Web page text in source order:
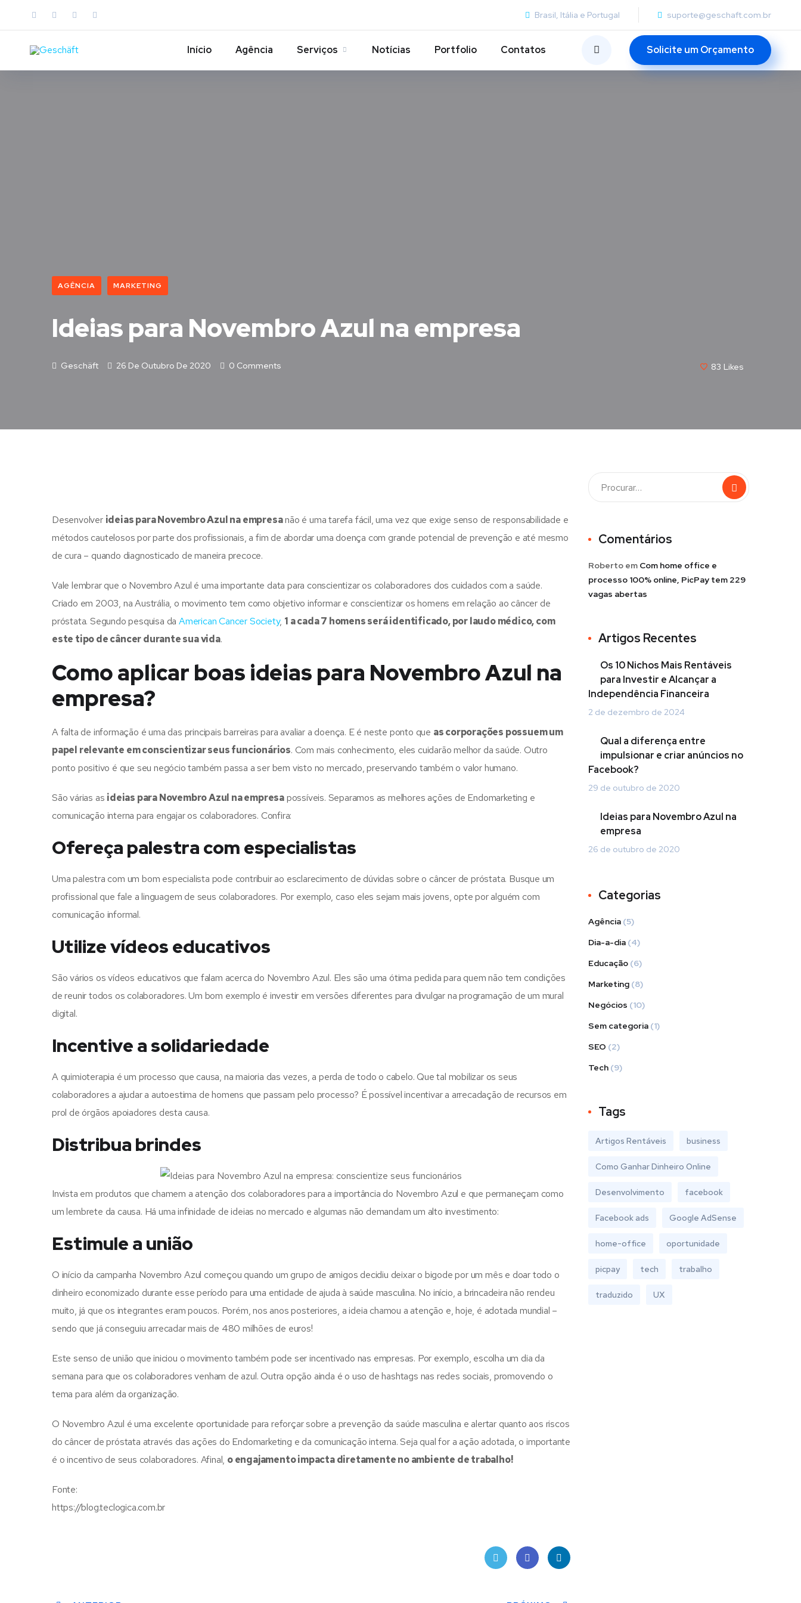
Brasil, Itália e Portugal suporte@geschaft.com.br
Início Agência Serviços Notícias Portfolio Contatos Solicite um Orçamento
AGÊNCIA MARKETING
Ideias para Novembro Azul na empresa
Geschäft 26 De Outubro De 2020 0 Comments 83 Likes
Desenvolver ideias para Novembro Azul na empresanão é uma tarefa fácil, uma vez que exige senso de responsabilidade e
métodos cautelosos por parte dos profissionais, a fim de abordar uma doença com grande potencial de prevenção e até mesmo
de cura – quando diagnosticado de maneira precoce.
Vale lembrar que o Novembro Azul é uma importante data para conscientizar os colaboradores dos cuidados com a saúde.
Criado em 2003, na Austrália, o movimento tem como objetivo informar e conscientizar os homens em relação ao câncer de
próstata. Segundo pesquisa daAmerican Cancer Society, 1 a cada 7 homens será identificado, por laudo médico, com
este tipo de câncer durante sua vida.
Como aplicar boas ideias para Novembro Azul na
empresa?
A falta de informação é uma das principais barreiras para avaliar a doença. E é neste ponto que as corporações possuem um
papel relevante em conscientizar seus funcionários. Com mais conhecimento, eles cuidarão melhor da saúde. Outro
ponto positivo é que seu negócio também passa a ser bem visto no mercado, preservando também o valor humano.
São várias as ideias para Novembro Azul na empresapossíveis. Separamos as melhores ações de Endomarketing e
comunicação interna para engajar os colaboradores. Confira:
Ofereça palestra com especialistas
Uma palestra com um bom especialista pode contribuir ao esclarecimento de dúvidas sobre o câncer de próstata. Busque um
profissional que fale a linguagem de seus colaboradores. Por exemplo, caso eles sejam mais jovens, opte por alguém com
comunicação informal.
Utilize vídeos educativos
São vários os vídeos educativos que falam acerca do Novembro Azul. Eles são uma ótima pedida para quem não tem condições
de reunir todos os colaboradores. Um bom exemplo é investir em versões diferentes para divulgar na programação de um mural
digital.
Incentive a solidariedade
A quimioterapia é um processo que causa, na maioria das vezes, a perda de todo o cabelo. Que tal mobilizar os seus
colaboradores a ajudar a autoestima de homens que passam pelo processo? É possível incentivar a arrecadação de recursos em
prol de órgãos apoiadores desta causa.
Distribua brindes
Invista em produtos que chamem a atenção dos colaboradores para a importância do Novembro Azul e que permaneçam como
um lembrete da causa. Há uma infinidade de ideias no mercado e algumas não demandam um alto investimento:
Estimule a união
O início da campanha Novembro Azul começou quando um grupo de amigos decidiu deixar o bigode por um mês e doar todo o
dinheiro economizado durante esse período para uma entidade de ajuda à saúde masculina. No início, a brincadeira não rendeu
muito, já que os integrantes eram poucos. Porém, nos anos posteriores, a ideia chamou a atenção e, hoje, é adotada mundial –
sendo que já conseguiu arrecadar mais de 480 milhões de euros!
Este senso de união que iniciou o movimento também pode ser incentivado nas empresas. Por exemplo, escolha um dia da
semana para que os colaboradores venham de azul. Outra opção ainda é o uso de hashtags nas redes sociais, promovendo o
tema para além da organização.
O Novembro Azul é uma excelente oportunidade para reforçar sobre a prevenção da saúde masculina e alertar quanto aos riscos
do câncer de próstata através das ações do Endomarketing e da comunicação interna. Seja qual for a ação adotada, o importante
é o incentivo de seus colaboradores. Afinal, o engajamento impacta diretamente no ambiente de trabalho!
Fonte:
https://blog.teclogica.com.br
Comentários
Roberto em Com home office e
processo 100% online, PicPay tem 229
vagas abertas
Artigos Recentes
Os 10 Nichos Mais Rentáveis
para Investir e Alcançar a
Independência Financeira
2 de dezembro de 2024
Qual a diferença entre
impulsionar e criar anúncios no
Facebook?
29 de outubro de 2020
Ideias para Novembro Azul na
empresa
26 de outubro de 2020
Categorias
Agência (5)
Dia-a-dia (4)
Educação (6)
Marketing (8)
Negócios (10)
Sem categoria (1)
SEO (2)
Tech (9)
Tags
Artigos Rentáveis business
Como Ganhar Dinheiro Online
Desenvolvimento facebook
Facebook ads Google AdSense
home-office oportunidade
picpay tech trabalho
traduzido UX